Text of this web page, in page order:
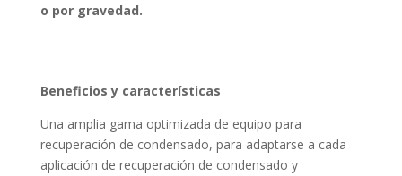
o por gravedad.
Beneficios y características
Una amplia gama optimizada de equipo para
recuperación de condensado, para adaptarse a cada
aplicación de recuperación de condensado y